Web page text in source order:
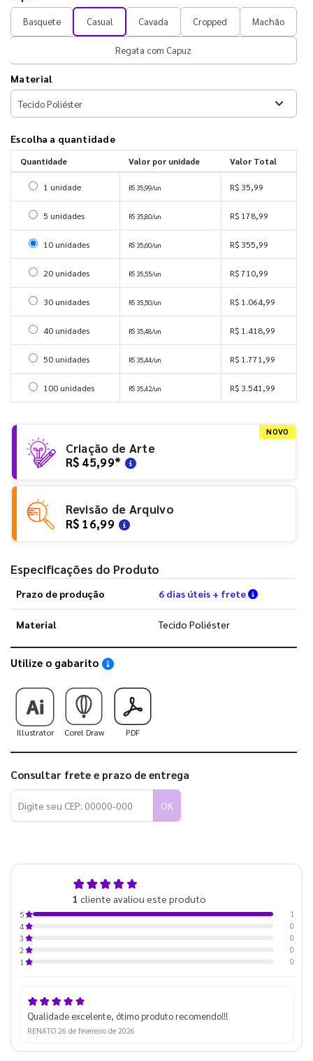
Basquete Casual Cavada Cropped Machão
Regata com Capuz
Material
Escolha a quantidade
Quantidade Valor por unidade Valor Total
Selecionar 1 unidade
1 unidade R$ 35,99/un R$ 35,99
Selecionar 5 unidades
5 unidades R$ 35,80/un R$ 178,99
Selecionar 10 unidades
10 unidades R$ 35,60/un R$ 355,99
Selecionar 20 unidades
20 unidades R$ 35,55/un R$ 710,99
Selecionar 30 unidades
30 unidades R$ 35,50/un R$ 1.064,99
Selecionar 40 unidades
40 unidades R$ 35,48/un R$ 1.418,99
Selecionar 50 unidades
50 unidades R$ 35,44/un R$ 1.771,99
Selecionar 100 unidades
100 unidades R$ 35,42/un R$ 3.541,99
NOVO
Criação de Arte
R$ 45,99*
Revisão de Arquivo
R$ 16,99
Especificações do Produto
Prazo de produção 6 dias úteis + frete Verifique
Material Tecido Poliéster
Utilize o gabarito Saiba como utilizar os nossos gabaritos
Illustrator Corel Draw PDF
Consultar frete e prazo de entrega
OK
1 cliente avaliou este produto
5
1
4
0
3
0
2
0
1
0
Qualidade excelente, ótimo produto recomendo!!!
RENATO 26 de fevereiro de 2026